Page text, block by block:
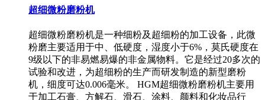
超细微粉磨粉机
超细微粉磨粉机是一种细粉及超细粉的加工设备，此微
粉磨主要适用于中、低硬度，湿度小于6%，莫氏硬度在
9级以下的非易燃易爆的非金属物料。它是经过20多次的
试验和改进，为超细粉的生产而研发制造的新型磨粉
机，细度可达0.006毫米。 HGM超细微粉磨粉机主要用
于加工石膏、方解石、滑石、涂料、颜料和化妆品行